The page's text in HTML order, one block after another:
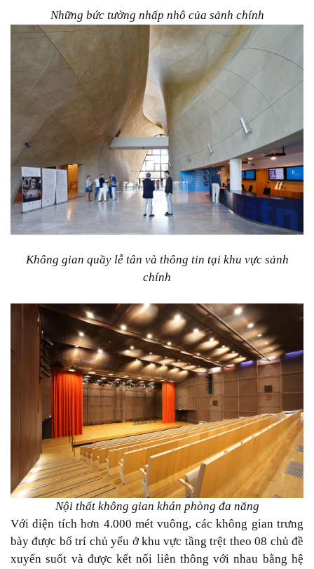
Những bức tường nhấp nhô của sảnh chính
Không gian quầy lễ tân và thông tin tại khu vực sảnh
chính
Nội thất không gian khán phòng đa năng
Với diện tích hơn 4.000 mét vuông, các không gian trưng
bày được bố trí chủ yếu ở khu vực tầng trệt theo 08 chủ đề
xuyển suốt và được kết nối liên thông với nhau bằng hệ